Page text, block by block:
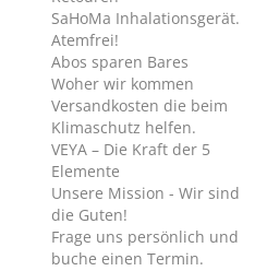
SaHoMa Inhalationsgerät.
Atemfrei!
Abos sparen Bares
Woher wir kommen
Versandkosten die beim
Klimaschutz helfen.
VEYA – Die Kraft der 5
Elemente
Unsere Mission - Wir sind
die Guten!
Frage uns persönlich und
buche einen Termin.